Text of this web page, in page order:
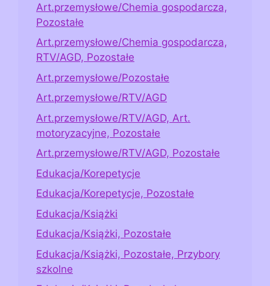
Art.przemysłowe/Chemia gospodarcza,
Pozostałe
Art.przemysłowe/Chemia gospodarcza,
RTV/AGD, Pozostałe
Art.przemysłowe/Pozostałe
Art.przemysłowe/RTV/AGD
Art.przemysłowe/RTV/AGD, Art.
motoryzacyjne, Pozostałe
Art.przemysłowe/RTV/AGD, Pozostałe
Edukacja/Korepetycje
Edukacja/Korepetycje, Pozostałe
Edukacja/Książki
Edukacja/Książki, Pozostałe
Edukacja/Książki, Pozostałe, Przybory
szkolne